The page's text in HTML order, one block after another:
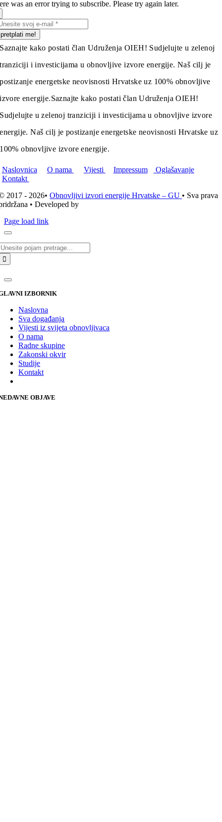
was an error trying to subscribe. Please try again later.
pretplati me!
Saznajte kako postati član Udruženja OIEH! Sudjelujte u zelenoj
tranziciji i investicijama u obnovljive izvore energije. Naš cilj je
postizanje energetske neovisnosti Hrvatske uz 100% obnovljive
izvore energije.Saznajte kako postati član Udruženja OIEH!
Sudjelujte u zelenoj tranziciji i investicijama u obnovljive izvore
energije. Naš cilj je postizanje energetske neovisnosti Hrvatske uz
100% obnovljive izvore energije.
Naslovnica O nama Vijesti Impressum
Oglašavanje
Kontakt
2017 - 2026•Obnovljivi izvori energije Hrvatske – GU • Sva prava
• Developed by
Page load link
IZBORNIK
Naslovna
Sva događanja
Vijesti iz svijeta obnovljivaca
O nama
Radne skupine
Zakonski okvir
Studije
Kontakt
OBJAVE